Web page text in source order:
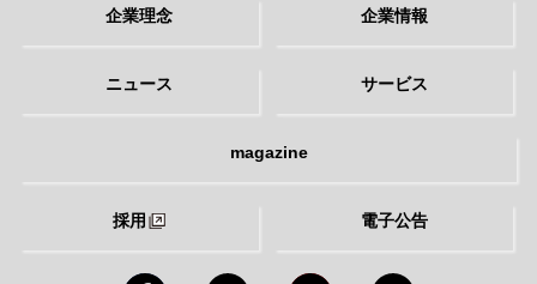
企業理念 企業情報
ニュース サービス
magazine
採用 電子公告